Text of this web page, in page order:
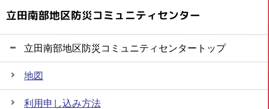
立田南部地区防災コミュニティセンター
立田南部地区防災コミュニティセンタートップ
地図
利用申し込み方法